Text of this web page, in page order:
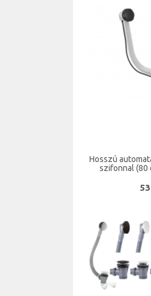
Hosszú
szifonnal (80